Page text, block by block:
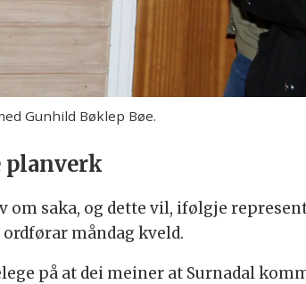
Gunhild Bøklep Bøe.
planverk
om saka, og dette vil, ifølgje
måndag kveld.
på at dei meiner at Surnadal